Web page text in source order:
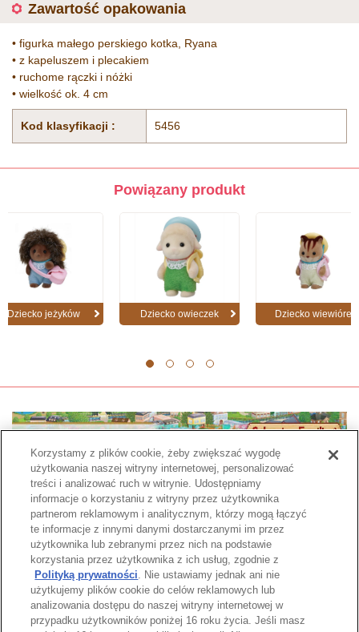
Zawartość opakowania
• figurka małego perskiego kotka, Ryana
• z kapeluszem i plecakiem
• ruchome rączki i nóżki
• wielkość ok. 4 cm
Kod klasyfikacji : 5456
Powiązany produkt
Dziecko jeżyków Dziecko owieczek Dziecko wiewiórek
Strona katalogu
Góra strony
Korzystamy z plików cookie, żeby zwiększać wygodę
użytkowania naszej witryny internetowej, personalizować
treści i analizować ruch w witrynie. Udostępniamy
informacje o korzystaniu z witryny przez użytkownika
partnerom reklamowym i analitycznym, którzy mogą łączyć
te informacje z innymi danymi dostarczanymi im przez
użytkownika lub zebranymi przez nich na podstawie
korzystania przez użytkownika z ich usług, zgodnie z
Polityką prywatności. Nie ustawiamy jednak ani nie
użytkujemy plików cookie do celów reklamowych lub
analizowania dostępu do naszej witryny internetowej w
przypadku użytkowników poniżej 16 roku życia. Jeśli masz